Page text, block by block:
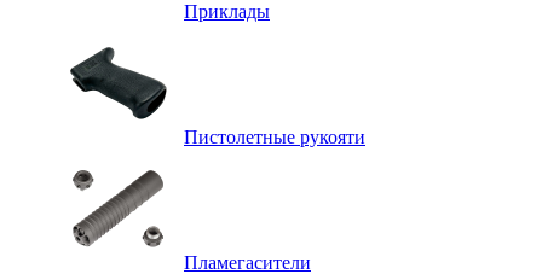
Приклады
Пистолетные рукояти
Пламегасители